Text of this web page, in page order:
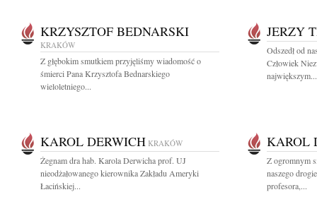
KRZYSZTOF BEDNARSKI
KRAKÓW
Z głębokim smutkiem przyjęliśmy wiadomość o
śmierci Pana Krzysztofa Bednarskiego
wieloletniego...
JERZY
Odszedł od
Człowiek
największym...
KAROL DERWICH KRAKÓW
Żegnam dra hab. Karola Derwicha prof. UJ
nieodżałowanego kierownika Zakładu Ameryki
Łacińskiej...
KAROL
Z ogromnym
naszego
profesora,...